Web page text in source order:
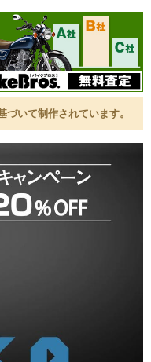
いて制作されています。